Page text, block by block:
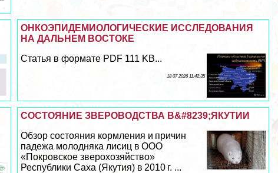
ОНКОЭПИДЕМИОЛОГИЧЕСКИЕ ИССЛЕДОВАНИЯ
НА ДАЛЬНЕМ ВОСТОКЕ
Статья в формате PDF 111 KB...
18 07 2026 11:42:35
СОСТОЯНИЕ ЗВЕРОВОДСТВА В&#8239;ЯКУТИИ
Обзор состояния кормления и причин
падежа молодняка лисиц в ООО
«Покровское зверохозяйство»
Республики Саха (Якутия) в 2010 г. ...